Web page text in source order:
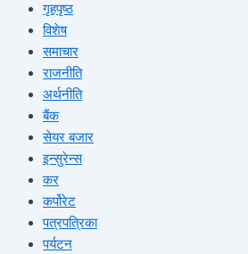
गृहपृष्ठ
विशेष
समाचार
राजनीति
अर्थनीति
बैंक
सेयर बजार
इन्सुरेन्स
कर
कर्पोरेट
पत्रपत्रिका
पर्यटन